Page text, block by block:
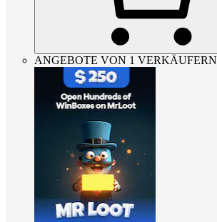
ANGEBOTE VON 1 VERKÄUFERN